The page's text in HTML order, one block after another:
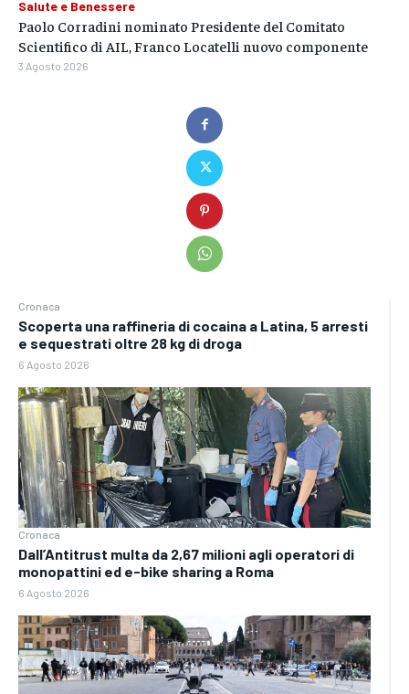
Cronaca
Scoperta una raffineria di cocaina a Latina, 5 arresti
e sequestrati oltre 28 kg di droga
6 Agosto 2026
Cronaca
Dall’Antitrust multa da 2,67 milioni agli operatori di
monopattini ed e-bike sharing a Roma
6 Agosto 2026
Salute e Benessere
Paolo Corradini nominato Presidente del Comitato
Scientifico di AIL, Franco Locatelli nuovo componente
3 Agosto 2026